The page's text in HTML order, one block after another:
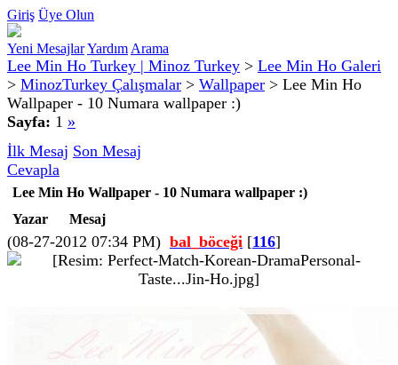
Giriş Üye Olun
Yeni MesajlarYardım Arama
Lee Min Ho Turkey | Minoz Turkey > Lee Min Ho Galeri
> MinozTurkey Çalışmalar > Wallpaper > Lee Min Ho
Wallpaper - 10 Numara wallpaper :)
Sayfa: 1 »
İlk Mesaj Son Mesaj
Cevapla
Lee Min Ho Wallpaper - 10 Numara wallpaper :)
Yazar
Mesaj
(08-27-2012 07:34 PM) bal_böceği [116]